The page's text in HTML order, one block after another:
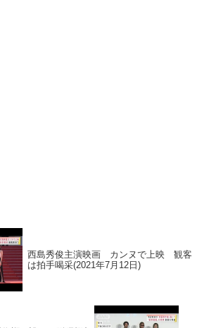
西島秀俊主演映画 カンヌで上映 観客
は拍手喝采(2021年7月12日)